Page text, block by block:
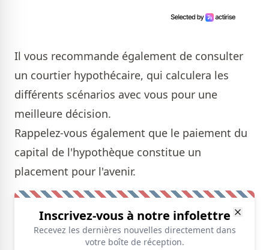
Il vous recommande également de consulter
un courtier hypothécaire, qui calculera les
différents scénarios avec vous pour une
meilleure décision.
Rappelez-vous également que le paiement du
capital de l'hypothèque constitue un
placement pour l'avenir.
Inscrivez-vous à notre infolettre
Recevez les dernières nouvelles directement dans
votre boîte de réception.